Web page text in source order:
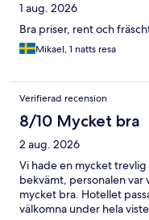
1 aug. 2026
Bra priser, rent och
Mikael, 1 natts resa
Verifierad recension
8/10 Mycket bra
2 aug. 2026
Vi hade en mycket
bekvämt, personalen var
mycket bra. Hotellet
välkomna under hela